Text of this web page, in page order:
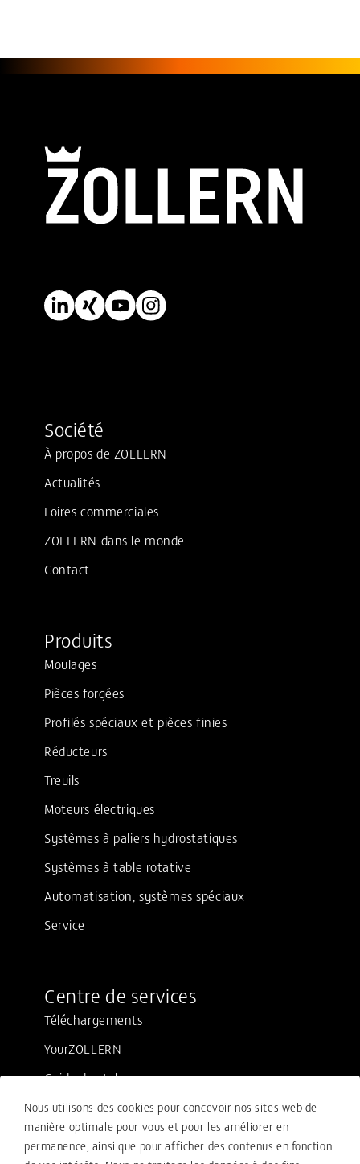
Société
À propos de ZOLLERN
Actualités
Foires commerciales
ZOLLERN dans le monde
Contact
Produits
Moulages
Pièces forgées
Profilés spéciaux et pièces finies
Réducteurs
Treuils
Moteurs électriques
Systèmes à paliers hydrostatiques
Systèmes à table rotative
Automatisation, systèmes spéciaux
Service
Centre de services
Téléchargements
YourZOLLERN
Guide de style
Mentions légales
Nous utilisons des cookies pour concevoir nos sites web de
manière optimale pour vous et pour les améliorer en
permanence, ainsi que pour afficher des contenus en fonction